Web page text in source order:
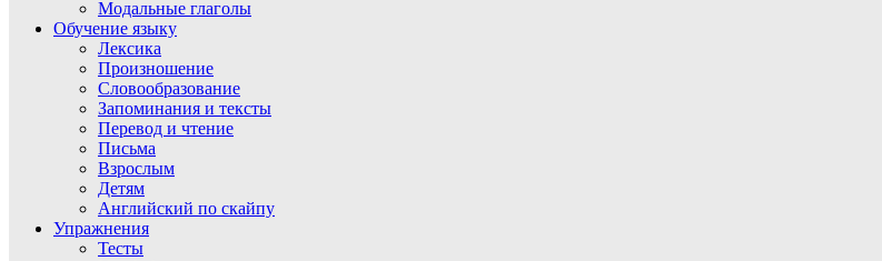
Модальные глаголы
Обучение языку
Лексика
Произношение
Словообразование
Запоминания и тексты
Перевод и чтение
Письма
Взрослым
Детям
Английский по скайпу
Упражнения
Тесты